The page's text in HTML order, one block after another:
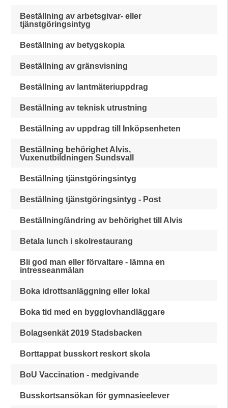
Beställning av arbetsgivar- eller
tjänstgöringsintyg
Beställning av betygskopia
Beställning av gränsvisning
Beställning av lantmäteriuppdrag
Beställning av teknisk utrustning
Beställning av uppdrag till Inköpsenheten
Beställning behörighet Alvis,
Vuxenutbildningen Sundsvall
Beställning tjänstgöringsintyg
Beställning tjänstgöringsintyg - Post
Beställning/ändring av behörighet till Alvis
Betala lunch i skolrestaurang
Bli god man eller förvaltare - lämna en
intresseanmälan
Boka idrottsanläggning eller lokal
Boka tid med en bygglovhandläggare
Bolagsenkät 2019 Stadsbacken
Borttappat busskort reskort skola
BoU Vaccination - medgivande
Busskortsansökan för gymnasieelever